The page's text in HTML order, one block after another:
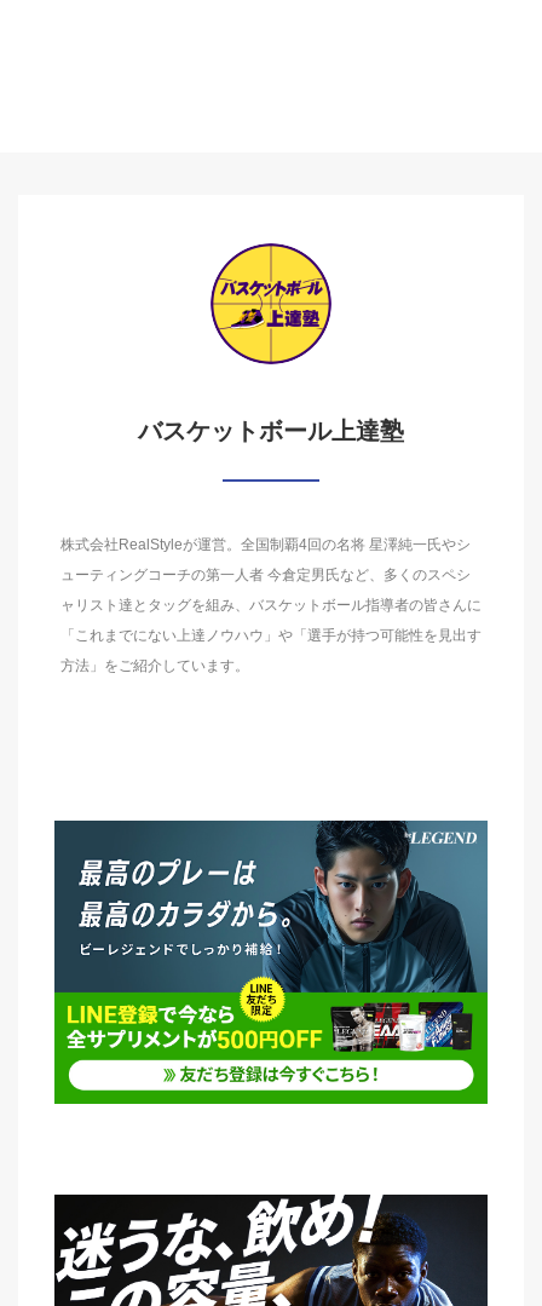
バスケットボール上達塾
株式会社RealStyleが運営。全国制覇4回の名将 星澤純一氏やシ
ューティングコーチの第一人者 今倉定男氏など、多くのスペシ
ャリスト達とタッグを組み、バスケットボール指導者の皆さんに
「これまでにない上達ノウハウ」や「選手が持つ可能性を見出す
方法」をご紹介しています。